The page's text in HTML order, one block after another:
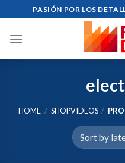
to
content
PASIÓN POR LOS
HOME / SHOPVIDEOS /